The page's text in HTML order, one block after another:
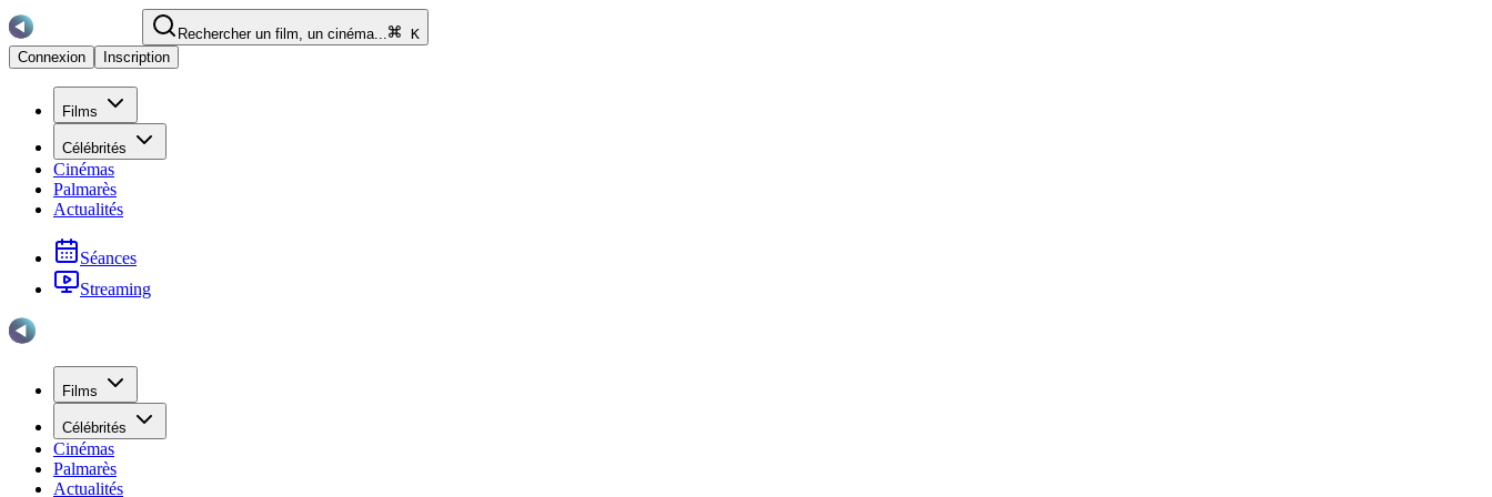
Rechercher un film, un cinéma...
K
Connexion
Inscription
Films
Célébrités
Cinémas
Palmarès
Actualités
Séances
Streaming
Films
Célébrités
Cinémas
Palmarès
Actualités